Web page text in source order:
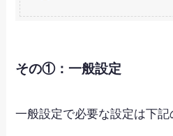
その①：一般設定
一般設定で必要な設定は下記